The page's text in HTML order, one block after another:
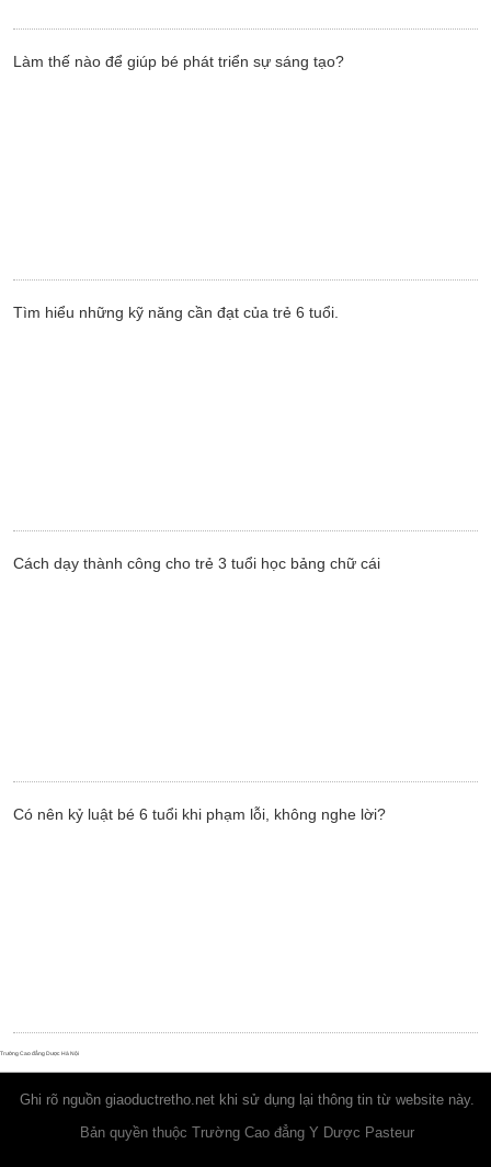
Làm thế nào để giúp bé phát triển sự sáng tạo?
Tìm hiểu những kỹ năng cần đạt của trẻ 6 tuổi.
Cách dạy thành công cho trẻ 3 tuổi học bảng chữ cái
Có nên kỷ luật bé 6 tuổi khi phạm lỗi, không nghe lời?
Ghi rõ nguồn giaoductretho.netkhi sử dụng lại thông tin từ website này.
Bản quyền thuộc Trường Cao đẳng Y Dược Pasteur
Trường Cao đẳng Dược Hà Nội